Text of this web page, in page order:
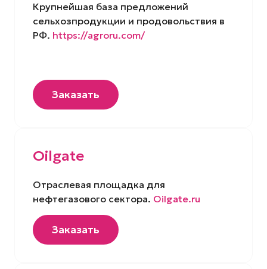
Крупнейшая база предложений
сельхозпродукции и продовольствия в
РФ. https://agroru.com/
Заказать
Oilgate
Отраслевая площадка для
нефтегазового сектора. Oilgate.ru
Заказать